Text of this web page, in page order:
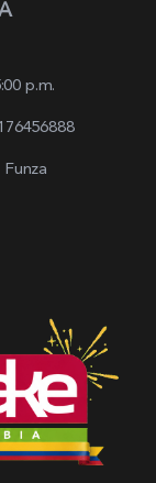
p.m.